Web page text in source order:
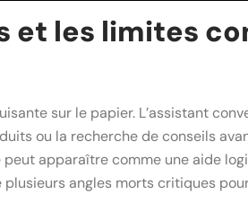
et les limites
sur le papier. L’assistant
ou la recherche de conseils
apparaître comme une aide
angles morts critiques